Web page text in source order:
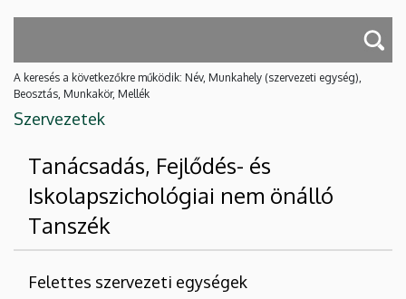
A keresés a következőkre működik: Név, Munkahely (szervezeti egység),
Beosztás, Munkakör, Mellék
Szervezetek
Tanácsadás, Fejlődés- és
Iskolapszichológiai nem önálló
Tanszék
Felettes szervezeti egységek